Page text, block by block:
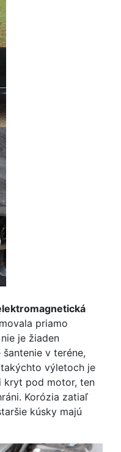
priamo
je žiaden
v teréne,
výletoch je
kryt pod motor, ten
Korózia zatiaľ
kúsky majú